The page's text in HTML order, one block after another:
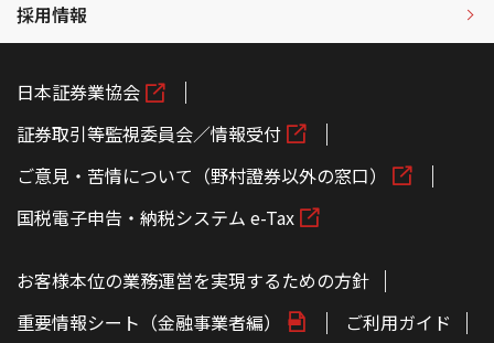
採用情報
日本証券業協会
証券取引等監視委員会／情報受付
ご意見・苦情について（野村證券以外の窓口）
国税電子申告・納税システム e-Tax
お客様本位の業務運営を実現するための方針
重要情報シート（金融事業者編）
ご利用ガイド